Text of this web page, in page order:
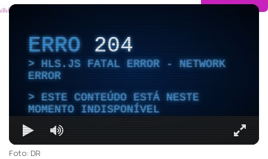
ERRO204
HLS.JS FATAL ERROR - NETWORK
ERROR
ESTE CONTEÚDO ESTÁ NESTE
MOMENTO INDISPONÍVEL
Foto: DR